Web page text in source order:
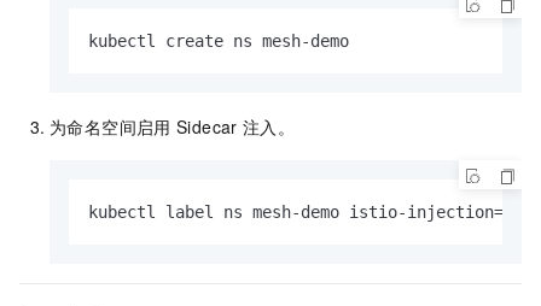
kubectl create ns mesh-demo
为命名空间启用 Sidecar 注入。
kubectl label ns mesh-demo istio-